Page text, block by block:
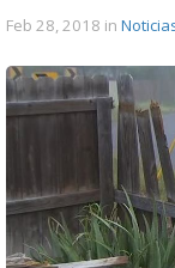
Feb 28, 2018 in